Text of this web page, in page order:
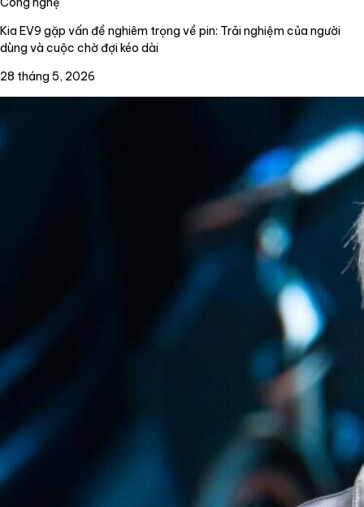
Kia EV9 gặp vấn đề nghiêm trọng về pin: Trải nghiệm của người
dùng và cuộc chờ đợi kéo dài
28 tháng 5, 2026